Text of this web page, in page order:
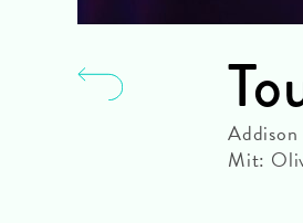
Mit: